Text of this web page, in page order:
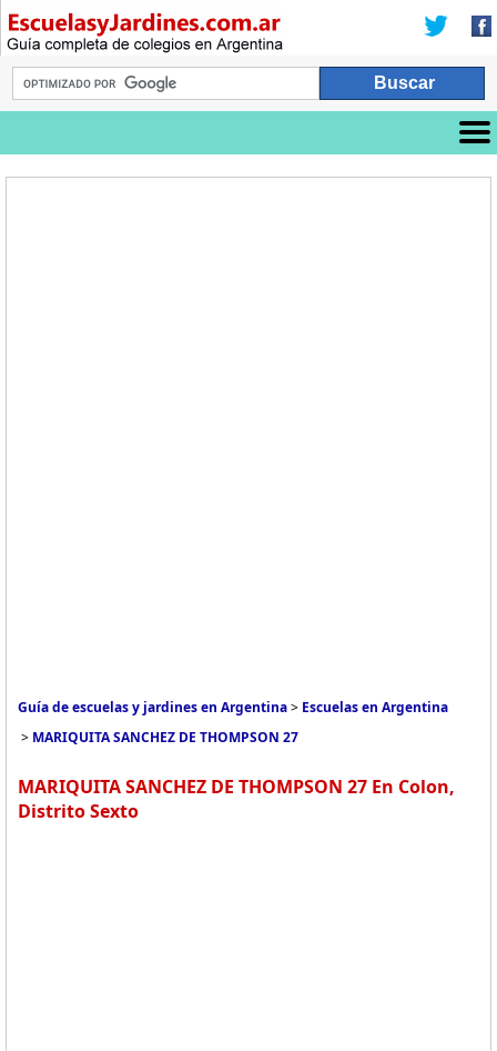
Guía de escuelas y jardines en Argentina> Escuelas en Argentina
> MARIQUITA SANCHEZ DE THOMPSON 27
MARIQUITA SANCHEZ DE THOMPSON 27 En Colon,
Distrito Sexto